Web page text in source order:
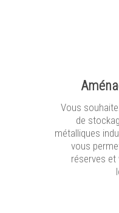
Vous
de
métalliques
vous
réserves